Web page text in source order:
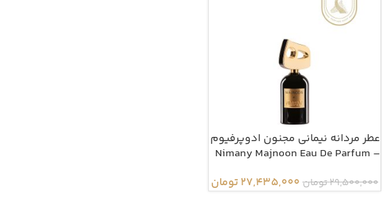
عطر مردانه نیمانی مجنون ادوپرفیوم
– Nimany Majnoon Eau De Parfum
29,500,000تومان 27,435,000 تومان